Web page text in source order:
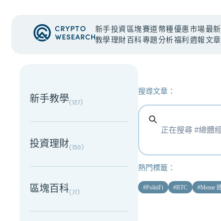
新手
教學
投資
理財
區塊
百科
賽道
專題
幣種
分析
優惠
福利
市場
週報
最新
文章
NEW EVENT
新手教學(127)
投資理財(150)
區塊百科(77)
搜尋文章：
熱門標籤：
#PolitiFi #BTC #Meme